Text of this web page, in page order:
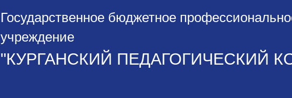
Государственное бюджетное
учреждение
"КУРГАНСКИЙ ПЕДАГОГИЧЕСКИЙ